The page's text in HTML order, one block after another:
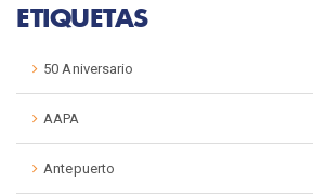
ETIQUETAS
50 Aniversario
AAPA
Antepuerto